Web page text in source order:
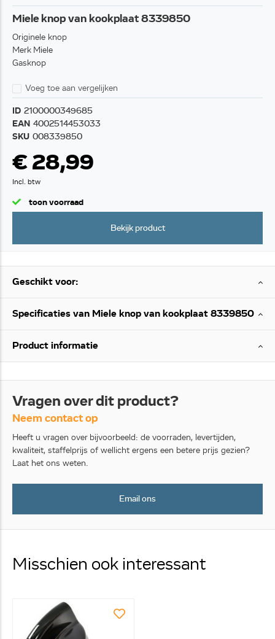
Miele knop van kookplaat 8339850
Originele knop
Merk Miele
Gasknop
Voeg toe aan vergelijken
ID 2100000349685
EAN 4002514453033
SKU 008339850
€ 28,99
Incl. btw
toon voorraad
Bekijk product
Geschikt voor:
Specificaties van Miele knop van kookplaat 8339850
Product informatie
Vragen over dit product?
Neem contact op
Heeft u vragen over bijvoorbeeld: de voorraden, levertijden,
kwaliteit, staffelprijs of wellicht ergens een betere prijs gezien?
Laat het ons weten.
Email ons
Misschien ook interessant